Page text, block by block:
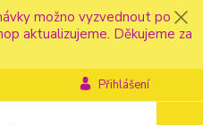
možno vyzvednout po
aktualizujeme. Děkujeme za
Přihlášení